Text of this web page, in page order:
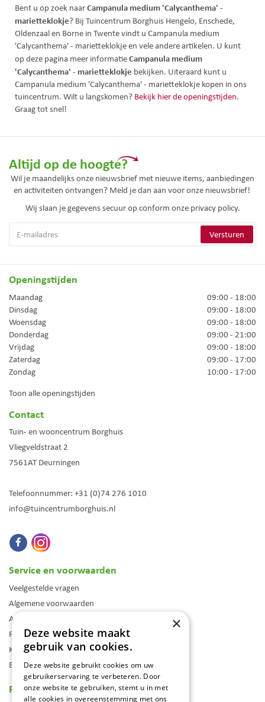
Bent u op zoek naarCampanula medium 'Calycanthema' -
marietteklokje? Bij Tuincentrum Borghuis Hengelo, Enschede,
Oldenzaal en Borne in Twente vindt u Campanula medium
'Calycanthema' - marietteklokje en vele andere artikelen. U kunt
op deze pagina meer informatieCampanula medium
'Calycanthema' - marietteklokje bekijken. Uiteraard kunt u
Campanula medium 'Calycanthema' - marietteklokje kopen in ons
tuincentrum. Wilt u langskomen? Bekijk hier de openingstijden.
Graag tot snel!
Altijd op de hoogte?
Wil je maandelijks onze nieuwsbrief met nieuwe items, aanbiedingen
en activiteiten ontvangen? Meld je dan aan voor onze nieuwsbrief!
Wij slaan je gegevens secuur op conform onze privacy policy.
Openingstijden
Maandag
09:00 - 18:00
Dinsdag
09:00 - 18:00
Woensdag
09:00 - 18:00
Donderdag
09:00 - 21:00
Vrijdag
09:00 - 18:00
Zaterdag
09:00 - 17:00
Zondag
10:00 - 17:00
Toon alle openingstijden
Contact
Tuin- en wooncentrum Borghuis
Vliegveldstraat 2
7561AT Deurningen
Telefoonnummer: +31 (0)74 276 1010
info@tuincentrumborghuis.nl
Service en voorwaarden
Veelgestelde vragen
Algemene voorwaarden
Assortiment
Folder
Klantenkaart
Blog
Reviews
×
Deze website maakt
gebruik van cookies.
Deze website gebruikt cookies om uw
gebruikerservaring te verbeteren. Door
onze website te gebruiken, stemt u in met
alle cookies in overeenstemming met ons